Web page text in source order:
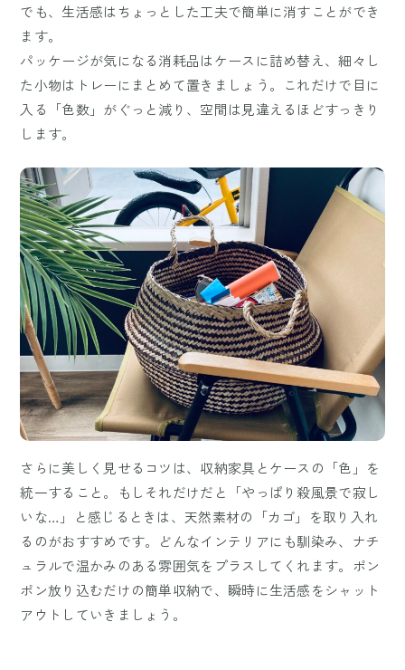
でも、生活感はちょっとした工夫で簡単に消すことができ
ます。
パッケージが気になる消耗品はケースに詰め替え、細々し
た小物はトレーにまとめて置きましょう。これだけで目に
入る「色数」がぐっと減り、空間は見違えるほどすっきり
します。
さらに美しく見せるコツは、収納家具とケースの「色」を
統一すること。もしそれだけだと「やっぱり殺風景で寂し
いな…」と感じるときは、天然素材の「カゴ」を取り入れ
るのがおすすめです。どんなインテリアにも馴染み、ナチ
ュラルで温かみのある雰囲気をプラスしてくれます。ポン
ポン放り込むだけの簡単収納で、瞬時に生活感をシャット
アウトしていきましょう。